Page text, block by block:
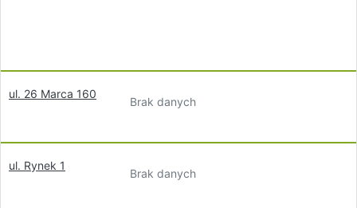
ul. 26 Marca 160
Brak danych
ul. Rynek 1
Brak danych